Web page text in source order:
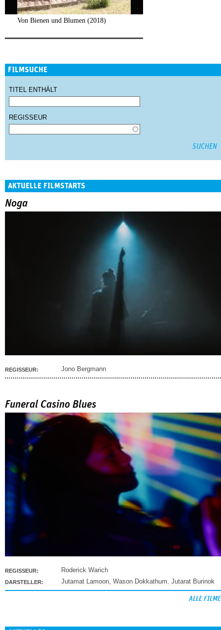
Von Bienen und Blumen (2018)
FILMSUCHE
TITEL ENTHÄLT
REGISSEUR
AKTUELLE FILMSTARTS
Noga
REGISSEUR: Jono Bergmann
Funeral Casino Blues
REGISSEUR: Roderick Warich
DARSTELLER: Jutamat Lamoon, Wason Dokkathum, Jutarat Burinok
ALLE FILME